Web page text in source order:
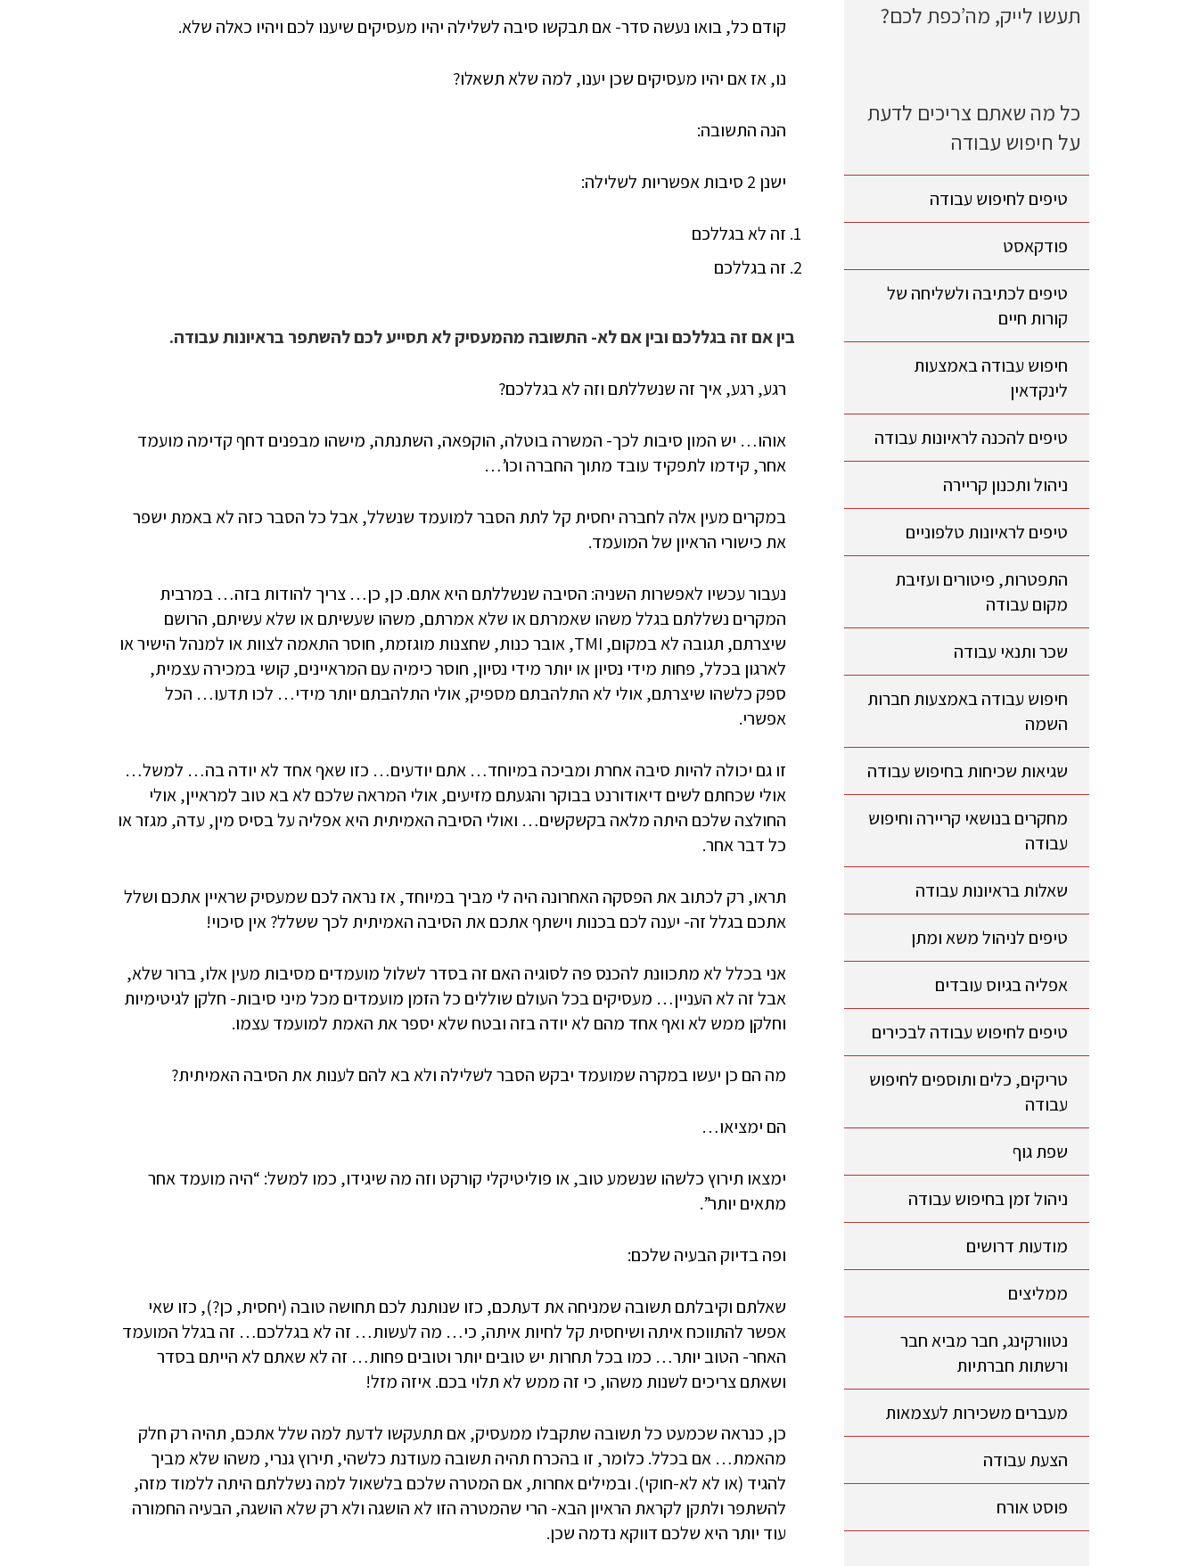
קודם כל, בואו נעשה סדר- אם תבקשו סיבה לשלילה יהיו מעסיקים שיענו לכם ויהיו כאלה שלא.
נו, אז אם יהיו מעסיקים שכן יענו, למה שלא תשאלו?
הנה התשובה:
ישנן 2 סיבות אפשריות לשלילה:
זה לא בגללכם
זה בגללכם
בין אם זה בגללכם ובין אם לא- התשובה מהמעסיק לא תסייע לכם להשתפר בראיונות עבודה.
רגע, רגע, איך זה שנשללתם וזה לא בגללכם?
אוהו… יש המון סיבות לכך- המשרה בוטלה, הוקפאה, השתנתה, מישהו מבפנים דחף קדימה מועמד
אחר, קידמו לתפקיד עובד מתוך החברה וכו’…
במקרים מעין אלה לחברה יחסית קל לתת הסבר למועמד שנשלל, אבל כל הסבר כזה לא באמת ישפר
את כישורי הראיון של המועמד.
נעבור עכשיו לאפשרות השניה: הסיבה שנשללתם היא אתם. כן, כן… צריך להודות בזה… במרבית
המקרים נשללתם בגלל משהו שאמרתם או שלא אמרתם, משהו שעשיתם או שלא עשיתם, הרושם
שיצרתם, תגובה לא במקום, TMI, אובר כנות, שחצנות מוגזמת, חוסר התאמה לצוות או למנהל הישיר או
לארגון בכלל, פחות מידי נסיון או יותר מידי נסיון, חוסר כימיה עם המראיינים, קושי במכירה עצמית,
ספק כלשהו שיצרתם, אולי לא התלהבתם מספיק, אולי התלהבתם יותר מידי… לכו תדעו… הכל
אפשרי.
זו גם יכולה להיות סיבה אחרת ומביכה במיוחד… אתם יודעים… כזו שאף אחד לא יודה בה… למשל…
אולי שכחתם לשים דיאודורנט בבוקר והגעתם מזיעים, אולי המראה שלכם לא בא טוב למראיין, אולי
החולצה שלכם היתה מלאה בקשקשים… ואולי הסיבה האמיתית היא אפליה על בסיס מין, עדה, מגזר או
כל דבר אחר.
תראו, רק לכתוב את הפסקה האחרונה היה לי מביך במיוחד, אז נראה לכם שמעסיק שראיין אתכם ושלל
אתכם בגלל זה- יענה לכם בכנות וישתף אתכם את הסיבה האמיתית לכך ששלל? אין סיכוי!
אני בכלל לא מתכוונת להכנס פה לסוגיה האם זה בסדר לשלול מועמדים מסיבות מעין אלו, ברור שלא,
אבל זה לא העניין… מעסיקים בכל העולם שוללים כל הזמן מועמדים מכל מיני סיבות- חלקן לגיטימיות
וחלקן ממש לא ואף אחד מהם לא יודה בזה ובטח שלא יספר את האמת למועמד עצמו.
מה הם כן יעשו במקרה שמועמד יבקש הסבר לשלילה ולא בא להם לענות את הסיבה האמיתית?
הם ימציאו…
ימצאו תירוץ כלשהו שנשמע טוב, או פוליטיקלי קורקט וזה מה שיגידו, כמו למשל: “היה מועמד אחר
מתאים יותר”.
ופה בדיוק הבעיה שלכם:
שאלתם וקיבלתם תשובה שמניחה את דעתכם, כזו שנותנת לכם תחושה טובה (יחסית, כן?), כזו שאי
אפשר להתווכח איתה ושיחסית קל לחיות איתה, כי… מה לעשות… זה לא בגללכם… זה בגלל המועמד
האחר- הטוב יותר… כמו בכל תחרות יש טובים יותר וטובים פחות… זה לא שאתם לא הייתם בסדר
ושאתם צריכים לשנות משהו, כי זה ממש לא תלוי בכם. איזה מזל!
כן, כנראה שכמעט כל תשובה שתקבלו ממעסיק, אם תתעקשו לדעת למה שלל אתכם, תהיה רק חלק
מהאמת… אם בכלל. כלומר, זו בהכרח תהיה תשובה מעודנת כלשהי, תירוץ גנרי, משהו שלא מביך
להגיד (או לא לא-חוקי). ובמילים אחרות, אם המטרה שלכם בלשאול למה נשללתם היתה ללמוד מזה,
להשתפר ולתקן לקראת הראיון הבא- הרי שהמטרה הזו לא הושגה ולא רק שלא הושגה, הבעיה החמורה
עוד יותר היא שלכם דווקא נדמה שכן.
תעשו לייק, מה’כפת לכם?
כל מה שאתם צריכים לדעת
על חיפוש עבודה
טיפים לחיפוש עבודה
פודקאסט
טיפים לכתיבה ולשליחה של
קורות חיים
חיפוש עבודה באמצעות
לינקדאין
טיפים להכנה לראיונות עבודה
ניהול ותכנון קריירה
טיפים לראיונות טלפוניים
התפטרות, פיטורים ועזיבת
מקום עבודה
שכר ותנאי עבודה
חיפוש עבודה באמצעות חברות
השמה
שגיאות שכיחות בחיפוש עבודה
מחקרים בנושאי קריירה וחיפוש
עבודה
שאלות בראיונות עבודה
טיפים לניהול משא ומתן
אפליה בגיוס עובדים
טיפים לחיפוש עבודה לבכירים
טריקים, כלים ותוספים לחיפוש
עבודה
שפת גוף
ניהול זמן בחיפוש עבודה
מודעות דרושים
ממליצים
נטוורקינג, חבר מביא חבר
ורשתות חברתיות
מעברים משכירות לעצמאות
הצעת עבודה
פוסט אורח